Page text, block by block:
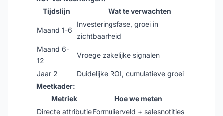
Tijdslijn
Wat te verwachten
Maand 1-6
Investeringsfase, groei in
zichtbaarheid
Maand 6-
12
Vroege zakelijke signalen
Jaar 2
Duidelijke ROI, cumulatieve groei
Meetkader:
Metriek
Hoe we meten
Directe attributieFormulierveld + salesnotities